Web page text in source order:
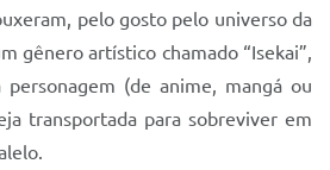
pelo gosto pelo universo da
gênero artístico chamado “Isekai”,
(de anime, mangá ou
transportada para sobreviver em